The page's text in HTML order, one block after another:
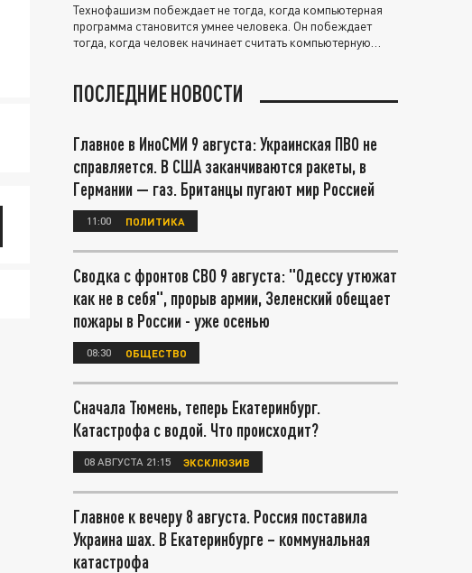
Технофашизм побеждает не тогда, когда компьютерная
программа становится умнее человека. Он побеждает
тогда, когда человек начинает считать компьютерную
ПОСЛЕДНИЕ НОВОСТИ
Главное в ИноСМИ 9 августа: Украинская ПВО не
справляется. В США заканчиваются ракеты, в
Германии — газ. Британцы пугают мир Россией
11:00 ПОЛИТИКА
Сводка с фронтов СВО 9 августа: "Одессу утюжат
как не в себя", прорыв армии, Зеленский обещает
пожары в России - уже осенью
08:30 ОБЩЕСТВО
Сначала Тюмень, теперь Екатеринбург.
Катастрофа с водой. Что происходит?
08 АВГУСТА 21:15 ЭКСКЛЮЗИВ
Главное к вечеру 8 августа. Россия поставила
Украина шах. В Екатеринбурге – коммунальная
катастрофа